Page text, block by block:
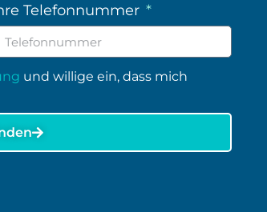
Telefonnummer
und willige ein, dass mich